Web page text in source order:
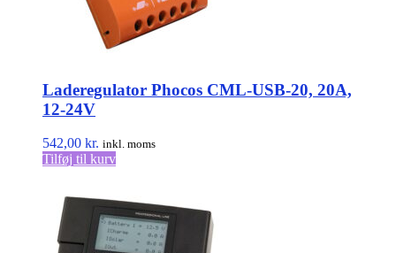
Laderegulator Phocos CML-USB-20, 20A,
12-24V
542,00 kr. inkl. moms
Tilføj til kurv